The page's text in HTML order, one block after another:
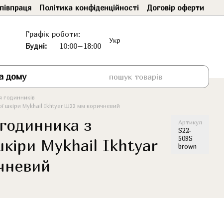
Політика конфіденційності Договір оферти
Графік роботи:
Будні:
10:00–18:00
Укр
дому
годинників
шкіри Mykhail Ikhtyar Ш22 мм коричневий
з
Mykhail Ikhtyar
Артикул
S22-
509S
brown